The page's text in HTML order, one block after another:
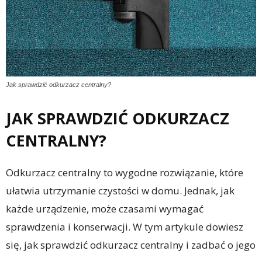
Jak sprawdzić odkurzacz centralny?
JAK SPRAWDZIĆ ODKURZACZ
CENTRALNY?
Odkurzacz centralny to wygodne rozwiązanie, które
ułatwia utrzymanie czystości w domu. Jednak, jak
każde urządzenie, może czasami wymagać
sprawdzenia i konserwacji. W tym artykule dowiesz
się, jak sprawdzić odkurzacz centralny i zadbać o jego